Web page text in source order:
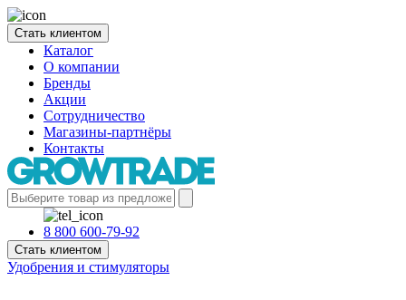
Стать клиентом
Каталог
О компании
Бренды
Акции
Сотрудничество
Магазины-партнёры
Контакты
8 800 600-79-92
Стать клиентом
Удобрения и стимуляторы